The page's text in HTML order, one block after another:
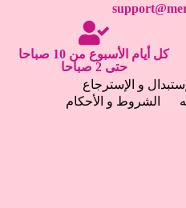
كل أيام الأسبوع من 10 صباحا
حتى 2 صباحا
و الإسترجاع
الشروط و الأحكام